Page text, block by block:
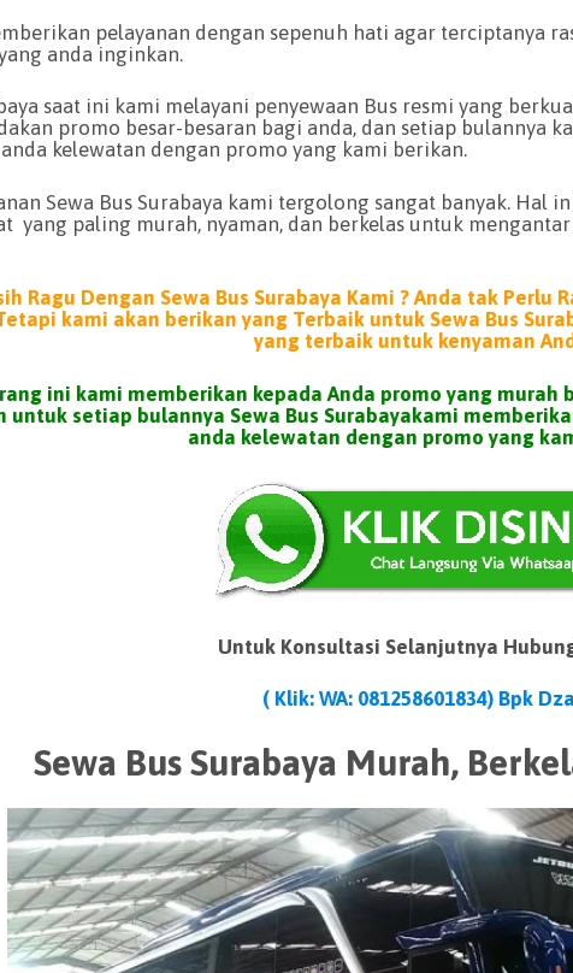
pelayanan dengan sepenuh hati agar terciptanya
anda inginkan.
saat ini kami melayani penyewaan Bus resmi yang
promo besar-besaran bagi anda, dan setiap bulannya
kelewatan dengan promo yang kami berikan.
Sewa Bus Surabaya kami tergolong sangat banyak. Hal
yang paling murah, nyaman, dan berkelas untuk
Ragu Dengan Sewa Bus Surabaya Kami ? Anda tak Perlu
kami akan berikan yang Terbaik untuk Sewa Bus
yang terbaik untuk kenyaman
ini kami memberikan kepada Anda promo yang murah
untuk setiap bulannya Sewa Bus Surabayakami
anda kelewatan dengan promo yang
Untuk Konsultasi Selanjutnya
( Klik: WA: 081258601834) Bpk
Sewa Bus Surabaya Murah,